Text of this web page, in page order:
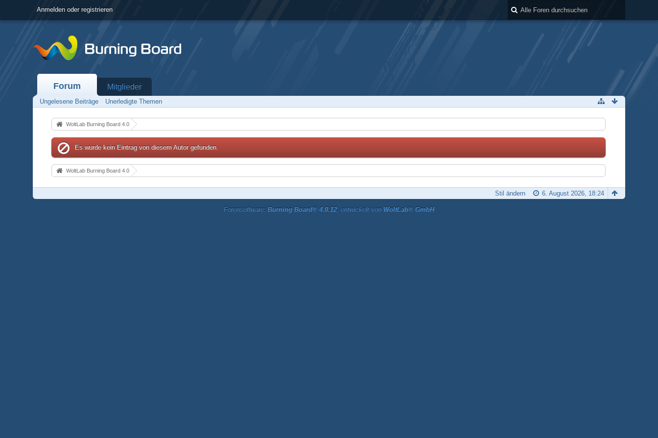
Anmelden oder registrieren
Forum Mitglieder
Ungelesene Beiträge Unerledigte Themen
WoltLab Burning Board 4.0
Es wurde kein Eintrag von diesem Autor gefunden.
WoltLab Burning Board 4.0
6. August 2026, 18:24
Stil ändern
Forensoftware: Burning Board® 4.0.12, entwickelt von WoltLab® GmbH